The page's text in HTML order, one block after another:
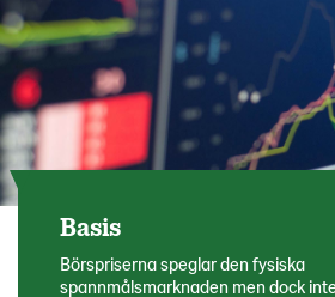
Basis
Börspriserna speglar den fysiska
spannmålsmarknaden men dock